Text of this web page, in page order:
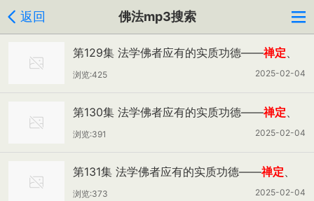
返回 佛法mp3搜索
第129集 法学佛者应有的实质功德——禅定、
解脱、无漏根力以及诸法之财（一）
2025-02-04
浏览:425
第130集 法学佛者应有的实质功德——禅定、
解脱、无漏根力以及诸法之财（二）
2025-02-04
浏览:391
第131集 法学佛者应有的实质功德——禅定、
解脱、无漏根力以及诸法之财（三）
2025-02-04
浏览:373